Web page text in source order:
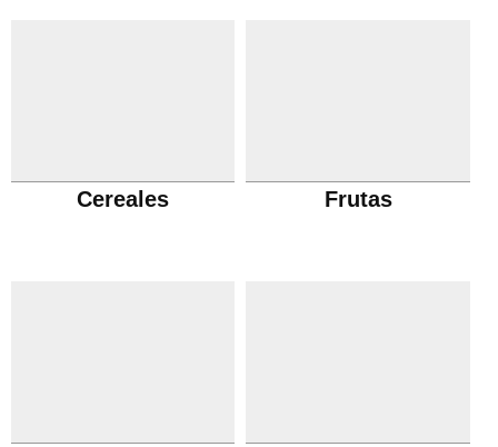
Cereales Frutas